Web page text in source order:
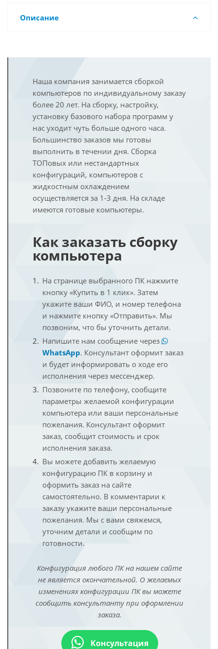
Описание
Наша компания занимается сборкой
компьютеров по индивидуальному заказу
более 20 лет. На сборку, настройку,
установку базового набора программ у
нас уходит чуть больше одного часа.
Большинство заказов мы готовы
выполнить в течении дня. Сборка
ТОПовых или нестандартных
конфигураций, компьютеров с
жидкостным охлаждением
осуществляется за 1-3 дня. На складе
имеются готовые компьютеры.
Как заказать сборку
компьютера
На странице выбранного ПК нажмите
кнопку «Купить в 1 клик». Затем
укажите ваши ФИО, и номер телефона
и нажмите кнопку «Отправить». Мы
позвоним, что бы уточнить детали.
Напишите нам сообщение через
WhatsApp. Консультант оформит заказ
и будет информировать о ходе его
исполнения через мессенджер.
Позвоните по телефону, сообщите
параметры желаемой конфигурации
компьютера или ваши персональные
пожелания. Консультант оформит
заказ, сообщит стоимость и срок
исполнения заказа.
Вы можете добавить желаемую
конфигурацию ПК в корзину и
оформить заказ на сайте
самостоятельно. В комментарии к
заказу укажите ваши персональные
пожелания. Мы с вами свяжемся,
уточним детали и сообщим по
готовности.
Конфигурация любого ПК на нашем сайте
не является окончательной. О желаемых
изменениях конфигурации ПК вы можете
сообщить консультанту при оформлении
заказа.
Консультация